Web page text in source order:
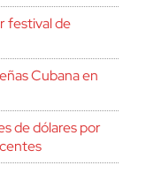
festival de
Cubana en
de dólares por